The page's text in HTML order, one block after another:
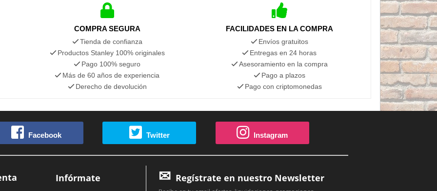
COMPRA SEGURA
Tienda de confianza
Productos Stanley 100% originales
Pago 100% seguro
Más de 60 años de experiencia
Derecho de devolución
FACILIDADES EN LA COMPRA
Envíos gratuitos
Entregas en 24 horas
Asesoramiento en la compra
Pago a plazos
Pago con criptomonedas
Facebook Twitter Instagram
Infórmate Regístrate en nuestro Newsletter